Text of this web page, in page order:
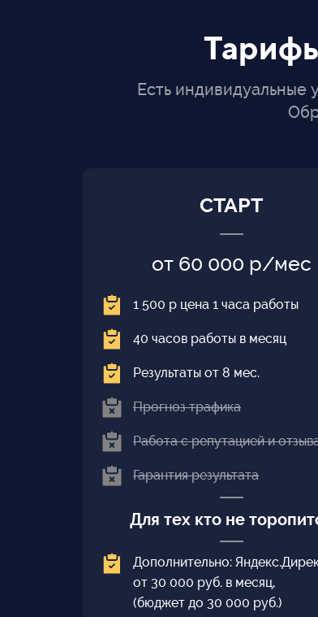
Есть индивидуальные
СТАРТ
от 60 000 р/мес
1 500 р цена 1 часа работы
40 часов работы в месяц
Результаты от 8 мес.
Прогноз трафика
Работа с репутацией и
Гарантия результата
Для тех кто не
Дополнительно:
от 30 000 руб. в месяц,
(бюджет до 30 000 руб.)